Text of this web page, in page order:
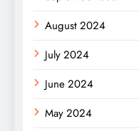
August 2024
July 2024
June 2024
May 2024